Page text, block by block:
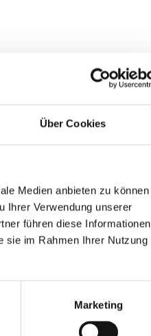
Über Cookies
Medien anbieten zu können
Ihrer Verwendung unserer
führen diese Informationen
sie im Rahmen Ihrer Nutzung
Marketing